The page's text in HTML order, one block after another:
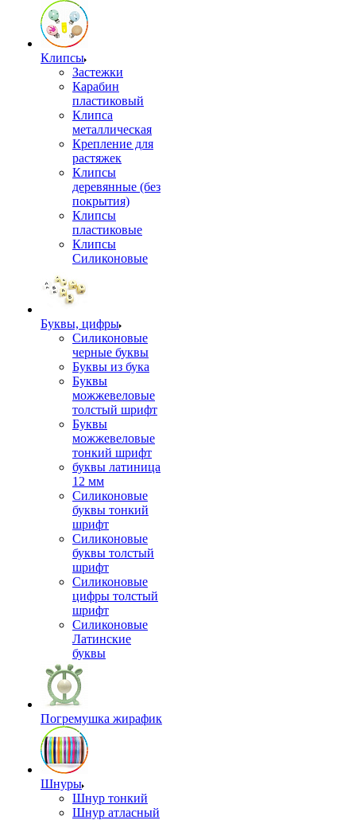
Клипсы
Застежки
Карабин
пластиковый
Клипса
металлическая
Крепление для
растяжек
Клипсы
деревянные (без
покрытия)
Клипсы
пластиковые
Клипсы
Силиконовые
Буквы, цифры
Силиконовые
черные буквы
Буквы из бука
Буквы
можжевеловые
толстый шрифт
Буквы
можжевеловые
тонкий шрифт
буквы латиница
12 мм
Силиконовые
буквы тонкий
шрифт
Силиконовые
буквы толстый
шрифт
Силиконовые
цифры толстый
шрифт
Силиконовые
Латинские
буквы
Погремушка жирафик
Шнуры
Шнур тонкий
Шнур атласный